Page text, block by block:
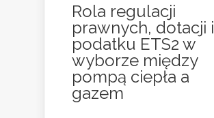
Rola regulacji
prawnych, dotacji i
podatku ETS2 w
wyborze między
pompą ciepła a
gazem